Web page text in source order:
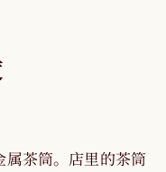
茶筒。店里的茶筒